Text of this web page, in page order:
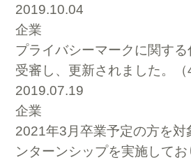
2019.10.04
企業
プライバシーマークに関す
受審し、更新されました。（
2019.07.19
企業
2021年3月卒業予定の方を対
ンターンシップを実施してお